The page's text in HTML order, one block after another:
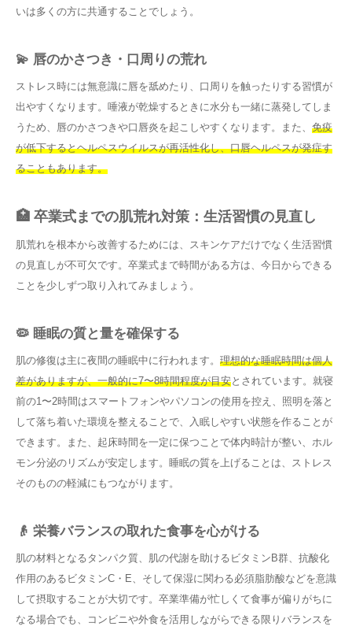
いは多くの方に共通することでしょう。
💫 唇のかさつき・口周りの荒れ
ストレス時には無意識に唇を舐めたり、口周りを触ったりする習慣が
出やすくなります。唾液が乾燥するときに水分も一緒に蒸発してしま
うため、唇のかさつきや口唇炎を起こしやすくなります。また、 免疫
が低下するとヘルペスウイルスが再活性化し、口唇ヘルペスが発症す
ることもあります。
🏥 卒業式までの肌荒れ対策：生活習慣の見直し
肌荒れを根本から改善するためには、スキンケアだけでなく生活習慣
の見直しが不可欠です。卒業式まで時間がある方は、今日からできる
ことを少しずつ取り入れてみましょう。
🦠 睡眠の質と量を確保する
肌の修復は主に夜間の睡眠中に行われます。 理想的な睡眠時間は個人
差がありますが、一般的に7〜8時間程度が目安とされています。就寝
前の1〜2時間はスマートフォンやパソコンの使用を控え、照明を落と
して落ち着いた環境を整えることで、入眠しやすい状態を作ることが
できます。また、起床時間を一定に保つことで体内時計が整い、ホル
モン分泌のリズムが安定します。睡眠の質を上げることは、ストレス
そのものの軽減にもつながります。
👴 栄養バランスの取れた食事を心がける
肌の材料となるタンパク質、肌の代謝を助けるビタミンB群、抗酸化
作用のあるビタミンC・E、そして保湿に関わる必須脂肪酸などを意識
して摂取することが大切です。卒業準備が忙しくて食事が偏りがちに
なる場合でも、コンビニや外食を活用しながらできる限りバランスを